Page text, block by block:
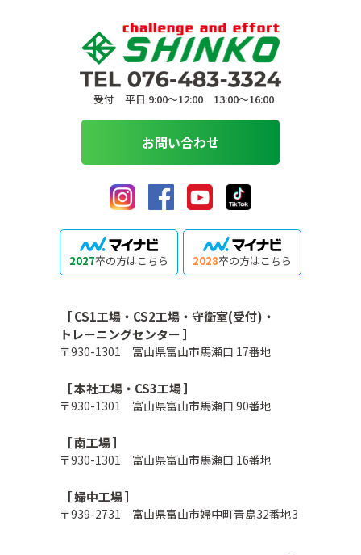
受付 平日 9:00〜12:00 13:00〜16:00
お問い合わせ
2027卒の方はこちら 2028卒の方はこちら
［ CS1工場・CS2工場・守衛室(受付)・
トレーニングセンター ］
〒930-1301 富山県富山市馬瀬口 17番地
［ 本社工場・CS3工場 ］
〒930-1301 富山県富山市馬瀬口 90番地
［ 南工場 ］
〒930-1301 富山県富山市馬瀬口 16番地
［ 婦中工場 ］
〒939-2731 富山県富山市婦中町青島32番地3